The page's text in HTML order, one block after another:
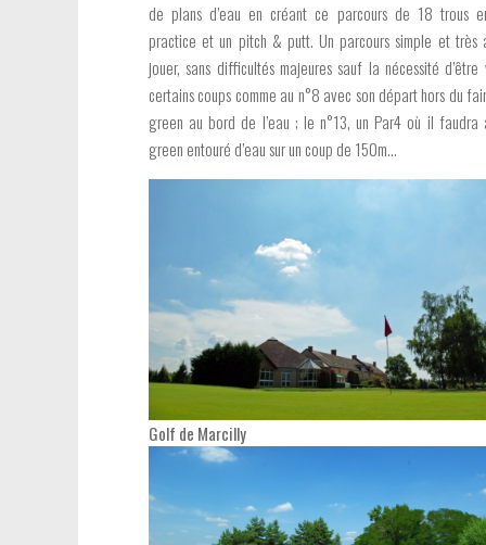
de plans d’eau en créant ce parcours de 18 trous
practice et un pitch & putt. Un parcours simple et très
jouer, sans difficultés majeures sauf la nécessité
certains coups comme au n°8 avec son départ hors du
green au bord de l’eau ; le n°13, un Par4 où il faudra
green entouré d’eau sur un coup de 150m…
Golf de Marcilly